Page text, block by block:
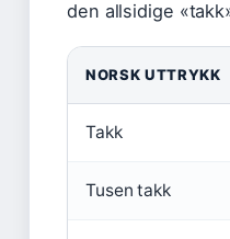
den allsidige
NORSK UTTRYKK
Takk
Tusen takk